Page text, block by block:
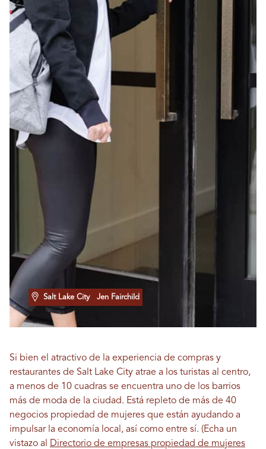
Salt Lake City Jen Fairchild
Si bien el atractivo de la experiencia de compras y
restaurantes de Salt Lake City atrae a los turistas al centro,
a menos de 10 cuadras se encuentra uno de los barrios
más de moda de la ciudad. Está repleto de más de 40
negocios propiedad de mujeres que están ayudando a
impulsar la economía local, así como entre sí. (Echa un
vistazo al
Directorio de empresas propiedad de mujeres